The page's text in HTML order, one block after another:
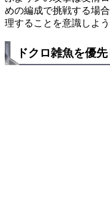
めの編成で挑戦する場
理することを意識しよう
ドクロ雑魚を優